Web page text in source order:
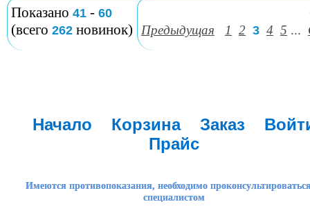
Показано 41 - 60
(всего 262 новинок) Предыдущая 1 2 3 4 5 ...
Начало Корзина Заказ
Прайс
Имеются противопоказания, необходимо
специалистом